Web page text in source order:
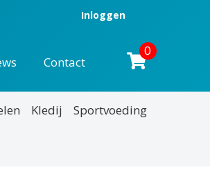
Inloggen
Contact
0
Kledij Sportvoeding